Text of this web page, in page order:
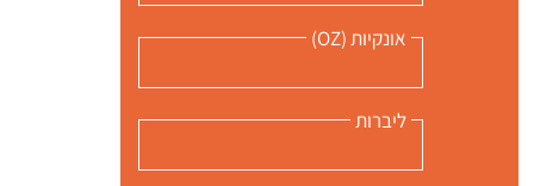
אונקיות (OZ)
ליברות